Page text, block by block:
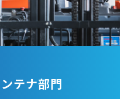
テナ部門